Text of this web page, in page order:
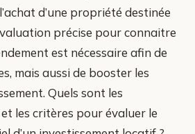
d’une propriété destinée
précise pour connaitre
est nécessaire afin de
mais aussi de booster les
Quels sont les
les critères pour évaluer le